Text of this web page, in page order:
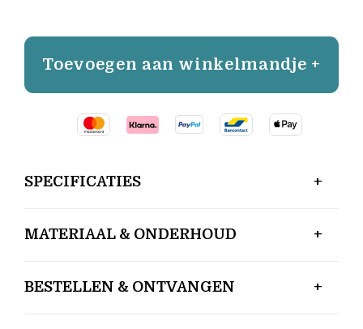
Toevoegen aan winkelmandje +
SPECIFICATIES
MATERIAAL & ONDERHOUD
BESTELLEN & ONTVANGEN